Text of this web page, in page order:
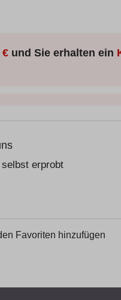
€ und Sie erhalten ein
erprobt
Favoriten hinzufügen